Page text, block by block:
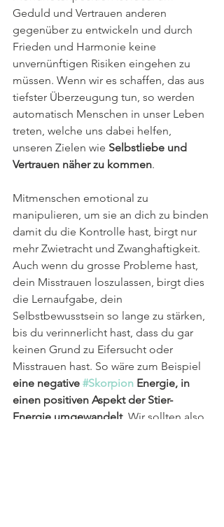
Geduld und Vertrauen anderen
gegenüber zu entwickeln und durch
Frieden und Harmonie keine
unvernünftigen Risiken eingehen zu
müssen. Wenn wir es schaffen, das aus
tiefster Überzeugung tun, so werden
automatisch Menschen in unser Leben
treten, welche uns dabei helfen,
unseren Zielen wie Selbstliebe und
Vertrauen näher zu kommen.
Mitmenschen emotional zu
manipulieren, um sie an dich zu binden
damit du die Kontrolle hast, birgt nur
mehr Zwietracht und Zwanghaftigkeit.
Auch wenn du grosse Probleme hast,
dein Misstrauen loszulassen, birgt dies
die Lernaufgabe, dein
Selbstbewusstsein so lange zu stärken,
bis du verinnerlicht hast, dass du gar
keinen Grund zu Eifersucht oder
Misstrauen hast. So wäre zum Beispiel
eine negative #Skorpion Energie, in
einen positiven Aspekt der Stier-
Energie umgewandelt. Wir sollten also